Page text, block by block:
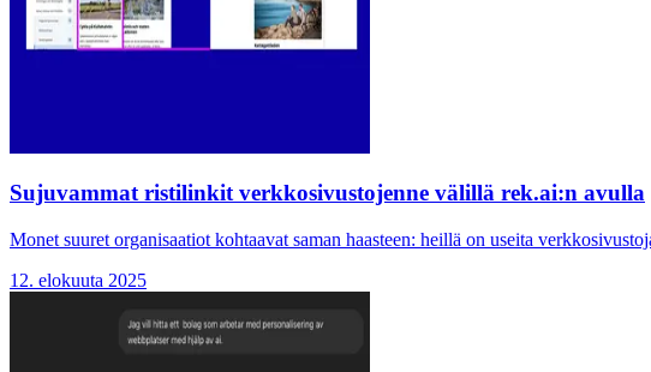
Sujuvammat ristilinkit verkkosivustojenne välillä rek.ai:n avulla
Monet suuret organisaatiot kohtaavat saman haasteen: heillä on useita
12. elokuuta 2025